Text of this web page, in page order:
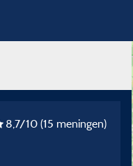
8,7/10 (15 meningen)